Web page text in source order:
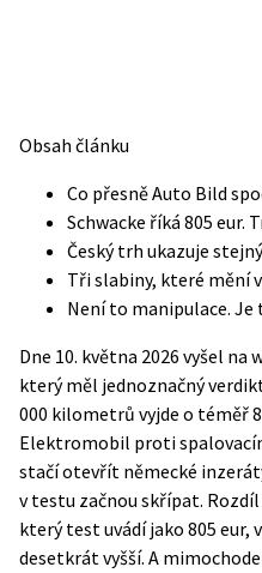
Obsah článku
Co přesně Auto Bild
Schwacke říká 805 eur.
Český trh ukazuje
Tři slabiny, které mění
Není to manipulace.
Dne 10. května 2026 vyšel
který měl jednoznačný
000 kilometrů vyjde o téměř 8
Elektromobil proti
stačí otevřít německé
v testu začnou skřípat.
který test uvádí jako 805 eur,
desetkrát vyšší. A